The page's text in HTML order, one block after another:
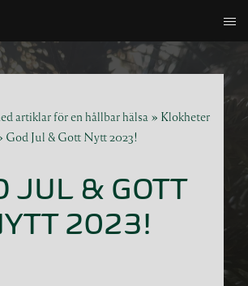
artiklar för en hållbar hälsa » Klokheter
God Jul & Gott Nytt 2023!
JUL & GOTT
2023!